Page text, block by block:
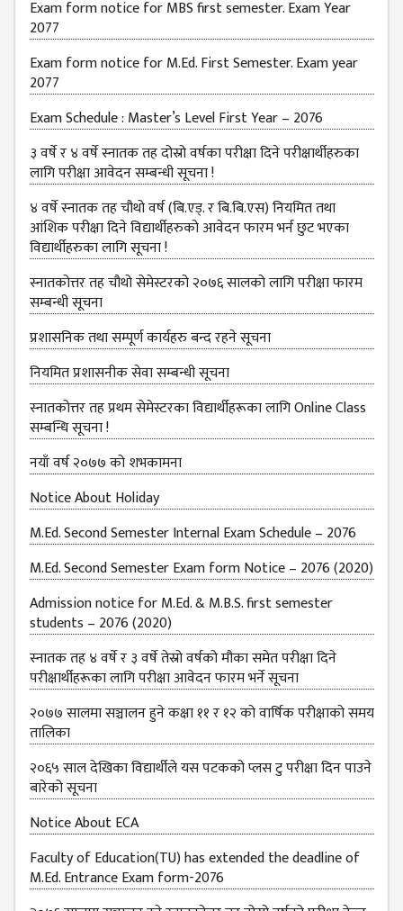
JOB
PLACEMENT
VACANCY
TENDER
MEDIA
VIDEO
GALLERY
FEEDBACK
FAQ
CONTACT
Exam form notice for MBS first semester. Exam Year
2077
Exam form notice for M.Ed. First Semester. Exam year
2077
Exam Schedule : Master’s Level First Year – 2076
३ वर्षे र ४ वर्षे स्नातक तह दोस्रो वर्षका परीक्षा दिने परीक्षार्थीहरुका
लागि परीक्षा आवेदन सम्बन्धी सूचना !
४ वर्षे स्नातक तह चौथो वर्ष (बि.एड्. र बि.बि.एस) नियमित तथा
आंशिक परीक्षा दिने विद्यार्थीहरुको आवेदन फारम भर्न छुट भएका
विद्यार्थीहरुका लागि सूचना !
स्नातकोत्तर तह चौथो सेमेस्टरको २०७६ सालको लागि परीक्षा फारम
सम्बन्धी सूचना
प्रशासनिक तथा सम्पूर्ण कार्यहरु बन्द रहने सूचना
नियमित प्रशासनीक सेवा सम्बन्धी सूचना
स्नातकोत्तर तह प्रथम सेमेस्टरका विद्यार्थीहरूका लागि Online Class
सम्बन्धि सूचना !
नयाँ वर्ष २०७७ को शभकामना
Notice About Holiday
M.Ed. Second Semester Internal Exam Schedule – 2076
M.Ed. Second Semester Exam form Notice – 2076 (2020)
Admission notice for M.Ed. & M.B.S. first semester
students – 2076 (2020)
स्नातक तह ४ वर्षे र ३ वर्षे तेस्रो वर्षको मौका समेत परीक्षा दिने
परीक्षार्थीहरूका लागि परीक्षा आवेदन फारम भर्ने सूचना
२०७७ सालमा सञ्चालन हुने कक्षा ११ र १२ को वार्षिक परीक्षाको समय
तालिका
२०६५ साल देखिका विद्यार्थीले यस पटकको प्लस टु परीक्षा दिन पाउने
बारेको सूचना
Notice About ECA
Faculty of Education(TU) has extended the deadline of
M.Ed. Entrance Exam form-2076